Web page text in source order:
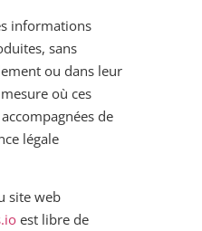
informations
sans
ou dans leur
où ces
de
légale
site web
est libre de